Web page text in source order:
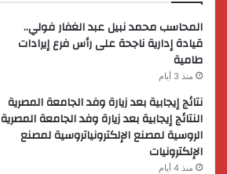
المحاسب محمد نبيل عبد الغفار فولي..
قيادة إدارية ناجحة على رأس فرع إيرادات
طامية
منذ 3 أيام
نتائج إيجابية بعد زيارة وفد الجامعة المصرية
النتائج إيجابية بعد زيارة وفد الجامعة المصرية
الروسية لمصنع الإلكترونياتروسية لمصنع
الإلكترونيات
منذ 4 أيام